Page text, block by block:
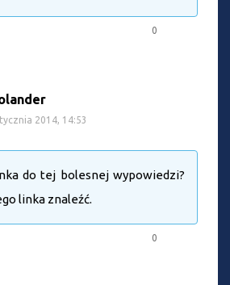
0
2014, 14:53
do tej bolesnej wypowiedzi?
linka znaleźć.
0